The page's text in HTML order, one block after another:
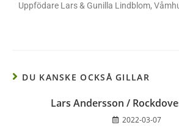
Uppfödare Lars & Gunilla Lindblom,
DU KANSKE OCKSÅ GILLAR
Lars Andersson /
2022-03-07